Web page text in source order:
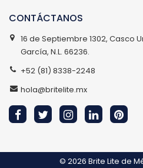
CONTÁCTANOS
16 de Septiembre 1302, Casco
García, N.L. 66236.
+52 (81) 8338-2248
hola@britelite.mx
© 2026 Brite Lite de